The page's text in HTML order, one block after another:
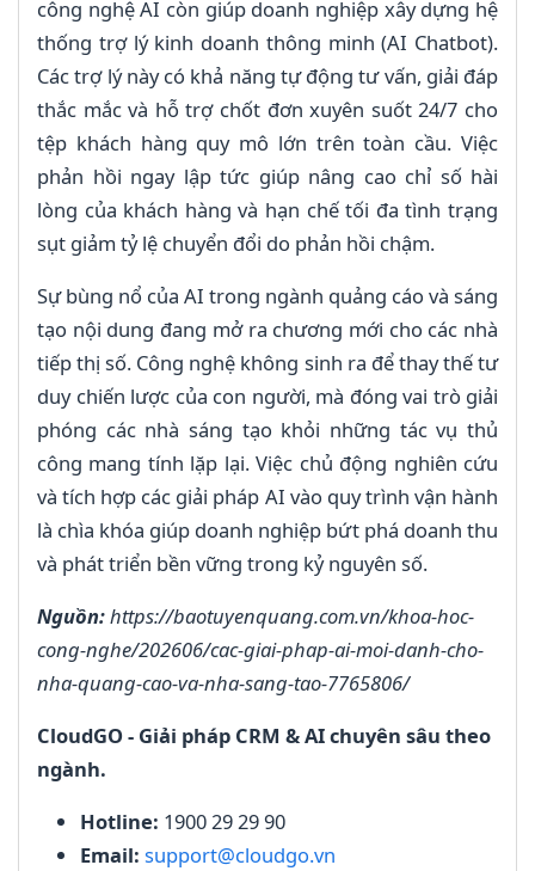
công nghệ AI còn giúp doanh nghiệp xây dựng hệ
thống trợ lý kinh doanh thông minh (AI Chatbot).
Các trợ lý này có khả năng tự động tư vấn, giải đáp
thắc mắc và hỗ trợ chốt đơn xuyên suốt 24/7 cho
tệp khách hàng quy mô lớn trên toàn cầu. Việc
phản hồi ngay lập tức giúp nâng cao chỉ số hài
lòng của khách hàng và hạn chế tối đa tình trạng
sụt giảm tỷ lệ chuyển đổi do phản hồi chậm.
Sự bùng nổ của AI trong ngành quảng cáo và sáng
tạo nội dung đang mở ra chương mới cho các nhà
tiếp thị số. Công nghệ không sinh ra để thay thế tư
duy chiến lược của con người, mà đóng vai trò giải
phóng các nhà sáng tạo khỏi những tác vụ thủ
công mang tính lặp lại. Việc chủ động nghiên cứu
và tích hợp các giải pháp AI vào quy trình vận hành
là chìa khóa giúp doanh nghiệp bứt phá doanh thu
và phát triển bền vững trong kỷ nguyên số.
Nguồn:https://baotuyenquang.com.vn/khoa-hoc-
cong-nghe/202606/cac-giai-phap-ai-moi-danh-cho-
nha-quang-cao-va-nha-sang-tao-7765806/
CloudGO - Giải pháp CRM & AI chuyên sâu theo
ngành.
Hotline: 1900 29 29 90
Email: support@cloudgo.vn